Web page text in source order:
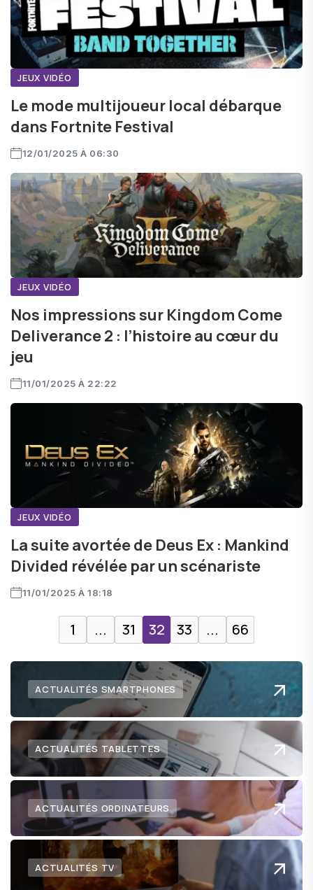
JEUX VIDÉO
Le mode multijoueur local débarque
dans Fortnite Festival
12/01/2025 À 06:30
JEUX VIDÉO
Nos impressions sur Kingdom Come
Deliverance 2 : l’histoire au cœur du
jeu
11/01/2025 À 22:22
JEUX VIDÉO
La suite avortée de Deus Ex : Mankind
Divided révélée par un scénariste
11/01/2025 À 18:18
1 ... 31 32 33 ... 66
ACTUALITÉS SMARTPHONES
ACTUALITÉS TABLETTES
ACTUALITÉS ORDINATEURS
ACTUALITÉS TV